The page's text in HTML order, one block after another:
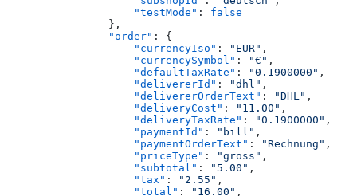
                    "testMode"
: false
                },
                "order"
: {
                    "currencyIso"
: "EUR" ,
                    "currencySymbol"
: "€" ,
                    "defaultTaxRate"
: "0.1900000" ,
                    "delivererId"
: "dhl" ,
                    "delivererOrderText"
: "DHL" ,
                    "deliveryCost"
: "11.00" ,
                    "deliveryTaxRate"
: "0.1900000" ,
                    "paymentId"
: "bill" ,
                    "paymentOrderText"
: "Rechnung" ,
                    "priceType"
: "gross" ,
                    "subtotal"
: "5.00" ,
                    "tax"
: "2.55" ,
                    "total"
: "16.00" ,